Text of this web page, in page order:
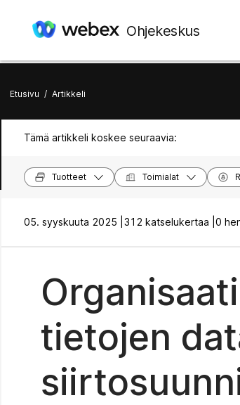
Ohjekeskus
Etusivu / Artikkeli
Tämä artikkeli koskee seuraavia:
Tuotteet Toimialat
05. syyskuuta 2025 | 312 katselukertaa | 0
tietojen